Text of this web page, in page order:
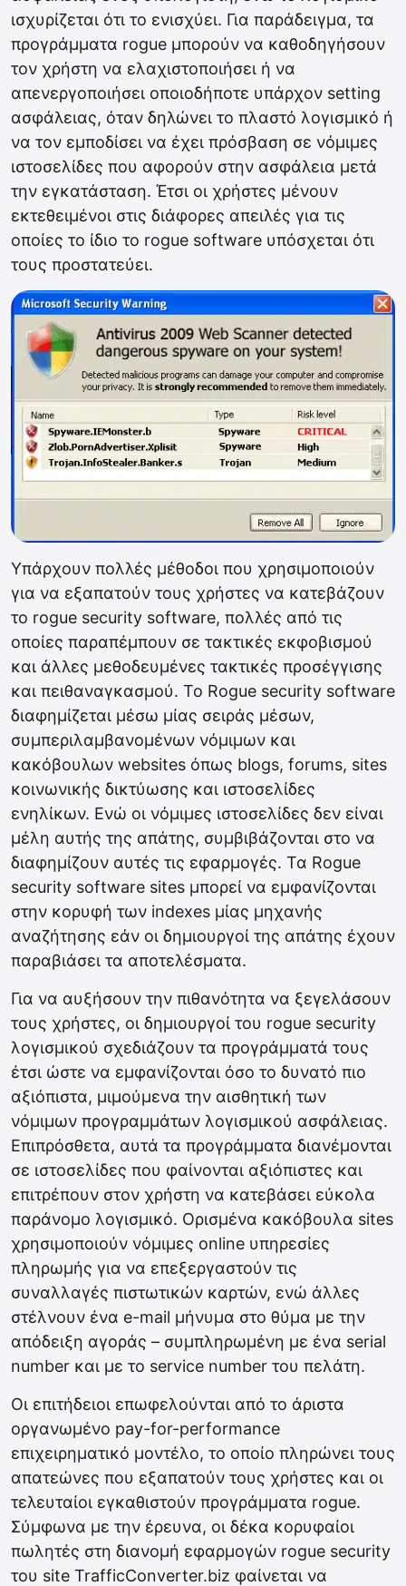
ισχυρίζεται ότι το ενισχύει. Για παράδειγμα, τα
προγράμματα rogue μπορούν να καθοδηγήσουν
τον χρήστη να ελαχιστοποιήσει ή να
απενεργοποιήσει οποιοδήποτε υπάρχον setting
ασφάλειας, όταν δηλώνει το πλαστό λογισμικό ή
να τον εμποδίσει να έχει πρόσβαση σε νόμιμες
ιστοσελίδες που αφορούν στην ασφάλεια μετά
την εγκατάσταση. Έτσι οι χρήστες μένουν
εκτεθειμένοι στις διάφορες απειλές για τις
οποίες το ίδιο το rogue software υπόσχεται ότι
τους προστατεύει.
Υπάρχουν πολλές μέθοδοι που χρησιμοποιούν
για να εξαπατούν τους χρήστες να κατεβάζουν
το rogue security software, πολλές από τις
οποίες παραπέμπουν σε τακτικές εκφοβισμού
και άλλες μεθοδευμένες τακτικές προσέγγισης
και πειθαναγκασμού. Το Rogue security software
διαφημίζεται μέσω μίας σειράς μέσων,
συμπεριλαμβανομένων νόμιμων και
κακόβουλων websites όπως blogs, forums, sites
κοινωνικής δικτύωσης και ιστοσελίδες
ενηλίκων. Ενώ οι νόμιμες ιστοσελίδες δεν είναι
μέλη αυτής της απάτης, συμβιβάζονται στο να
διαφημίζουν αυτές τις εφαρμογές. Τα Rogue
security software sites μπορεί να εμφανίζονται
στην κορυφή των indexes μίας μηχανής
αναζήτησης εάν οι δημιουργοί της απάτης έχουν
παραβιάσει τα αποτελέσματα.
Για να αυξήσουν την πιθανότητα να ξεγελάσουν
τους χρήστες, οι δημιουργοί του rogue security
λογισμικού σχεδιάζουν τα προγράμματά τους
έτσι ώστε να εμφανίζονται όσο το δυνατό πιο
αξιόπιστα, μιμούμενα την αισθητική των
νόμιμων προγραμμάτων λογισμικού ασφάλειας.
Επιπρόσθετα, αυτά τα προγράμματα διανέμονται
σε ιστοσελίδες που φαίνονται αξιόπιστες και
επιτρέπουν στον χρήστη να κατεβάσει εύκολα
παράνομο λογισμικό. Ορισμένα κακόβουλα sites
χρησιμοποιούν νόμιμες online υπηρεσίες
πληρωμής για να επεξεργαστούν τις
συναλλαγές πιστωτικών καρτών, ενώ άλλες
στέλνουν ένα e-mail μήνυμα στο θύμα με την
απόδειξη αγοράς – συμπληρωμένη με ένα serial
number και με το service number του πελάτη.
Οι επιτήδειοι επωφελούνται από το άριστα
οργανωμένο pay-for-performance
επιχειρηματικό μοντέλο, το οποίο πληρώνει τους
απατεώνες που εξαπατούν τους χρήστες και οι
τελευταίοι εγκαθιστούν προγράμματα rogue.
Σύμφωνα με την έρευνα, οι δέκα κορυφαίοι
πωλητές στη διανομή εφαρμογών rogue security
του site TrafficConverter.biz φαίνεται να